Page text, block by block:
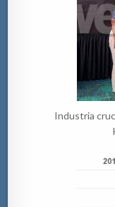
Industria